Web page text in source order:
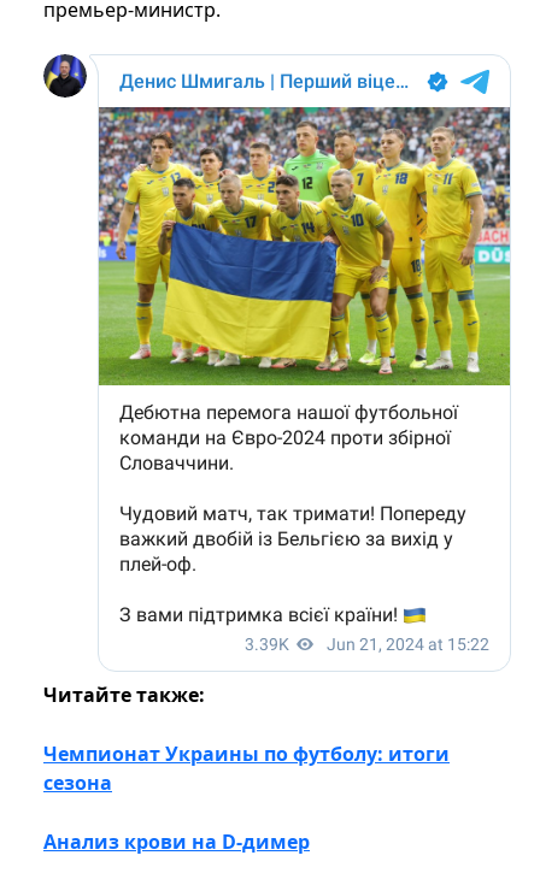
премьер-министр.
Читайте также:
Чемпионат Украины по футболу: итоги
сезона
Анализ крови на D-димер